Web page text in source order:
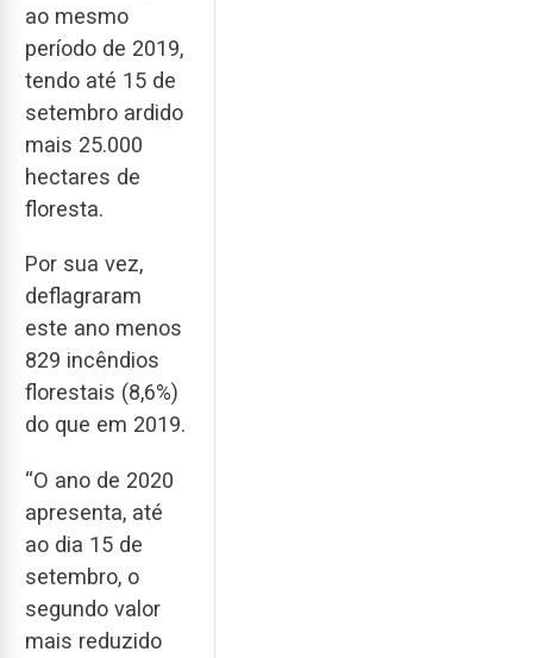
ao mesmo
período de 2019,
tendo até 15 de
setembro ardido
mais 25.000
hectares de
floresta.
Por sua vez,
deflagraram
este ano menos
829 incêndios
florestais (8,6%)
do que em 2019.
“O ano de 2020
apresenta, até
ao dia 15 de
setembro, o
segundo valor
mais reduzido